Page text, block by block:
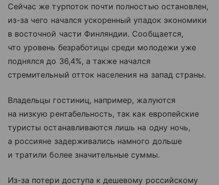
Сейчас же турпоток почти полностью остановлен,
из-за чего начался ускоренный упадок экономики
в восточной части Финляндии. Сообщается,
что уровень безработицы среди молодежи уже
поднялся до 36,4%, а также начался
стремительный отток населения на запад страны.
Владельцы гостиниц, например, жалуются
на низкую рентабельность, так как европейские
туристы останавливаются лишь на одну ночь,
а россияне задерживались намного дольше
и тратили более значительные суммы.
Из-за потери доступа к дешевому российскому